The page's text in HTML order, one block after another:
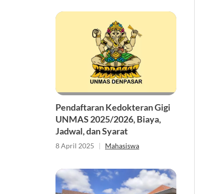
Pendaftaran Kedokteran Gigi
UNMAS 2025/2026, Biaya,
Jadwal, dan Syarat
8 April 2025 | Mahasiswa